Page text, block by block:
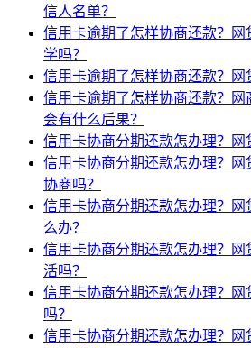
信人名单？
信用卡逾期了怎样协商还款？网
学吗？
信用卡逾期了怎样协商还款？网
信用卡逾期了怎样协商还款？
会有什么后果？
信用卡协商分期还款怎办理？网
信用卡协商分期还款怎办理？网
协商吗？
信用卡协商分期还款怎办理？网
么办？
信用卡协商分期还款怎办理？网
活吗？
信用卡协商分期还款怎办理？网
吗？
信用卡协商分期还款怎办理？网